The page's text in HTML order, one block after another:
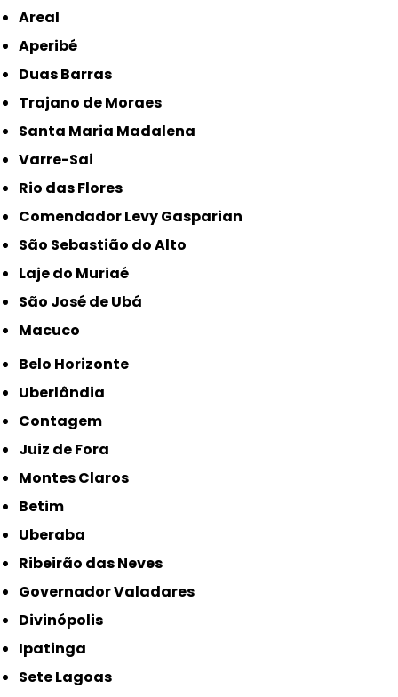
Areal
Aperibé
Duas Barras
Trajano de Moraes
Santa Maria Madalena
Varre-Sai
Rio das Flores
Comendador Levy Gasparian
São Sebastião do Alto
Laje do Muriaé
São José de Ubá
Macuco
Belo Horizonte
Uberlândia
Contagem
Juiz de Fora
Montes Claros
Betim
Uberaba
Ribeirão das Neves
Governador Valadares
Divinópolis
Ipatinga
Sete Lagoas